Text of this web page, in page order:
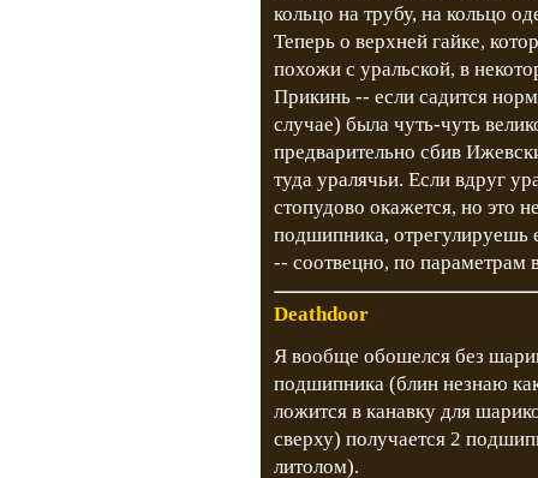
кольцо на трубу, на кольцо
Теперь о верхней гайке,
похожи с уральской, в
Прикинь -- если садится
случае) была чуть-чуть
предварительно сбив
туда уралячьи. Если вдруг
стопудово окажется, но это
подшипника, отрегулируешь
-- соотвецно, по параметрам
Deathdoor
Я вообще обошелся без
подшипника (блин незнаю
ложится в канавку для
сверху) получается 2
литолом).